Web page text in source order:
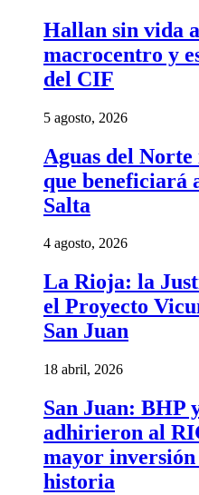
Hallan sin vida
macrocentro y
del CIF
5 agosto, 2026
Aguas del
que beneficiará
Salta
4 agosto, 2026
La Rioja: la
el Proyecto
San Juan
18 abril, 2026
San Juan: BHP
adhirieron al
mayor
historia